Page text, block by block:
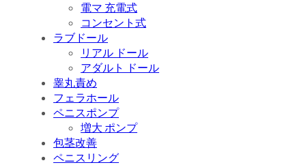
電マ 充電式
コンセント式
ラブドール
リアル ドール
アダルト ドール
睾丸責め
フェラホール
ペニスポンプ
増大 ポンプ
包茎改善
ペニスリング